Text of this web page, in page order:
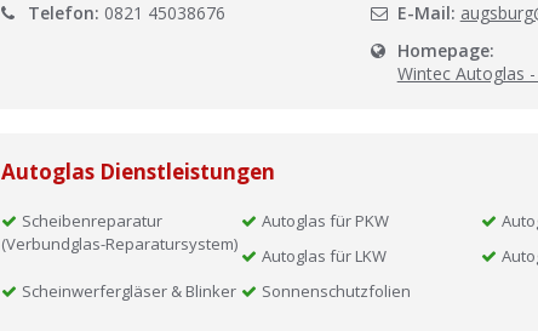
Telefon: 0821 45038676 E-Mail:
Homepage:
Wintec Autoglas
Autoglas Dienstleistungen
Scheibenreparatur
(Verbundglas-Reparatursystem)
Autoglas für PKW
Autoglas für LKW
Scheinwerfergläser & Blinker
Sonnenschutzfolien